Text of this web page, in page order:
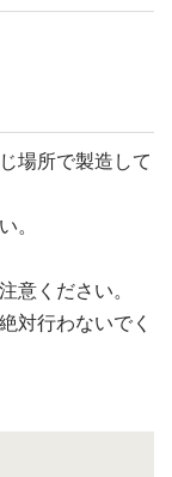
場所で製造して
。
意ください。
対行わないでく